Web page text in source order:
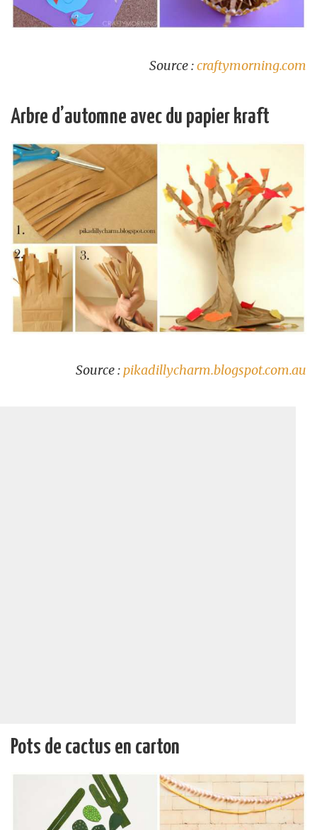
Source :craftymorning.com
Arbre d’automne avec du papier kraft
Source :pikadillycharm.blogspot.com.au
Pots de cactus en carton